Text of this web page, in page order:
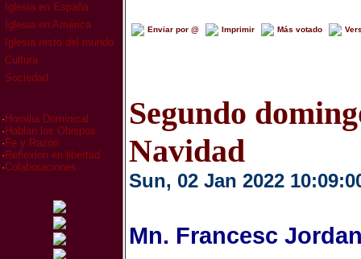
Iglesia en España
Iglesia en América
Iglesia resto del mundo
Cultura
Sociedad
· Homilia Dominical
· Hablan los Obispos
· Fe y Razón
· Reflexion en libertad
·Colaboraciones
Enviar por @ Imprimir Más votado
Segundo
Navidad
Sun, 02 Jan 2022
Mn. Francesc